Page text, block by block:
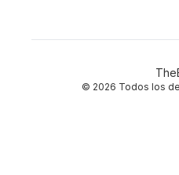
© 2026 Todos los